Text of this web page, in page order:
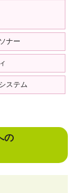
ナー
ステム
の